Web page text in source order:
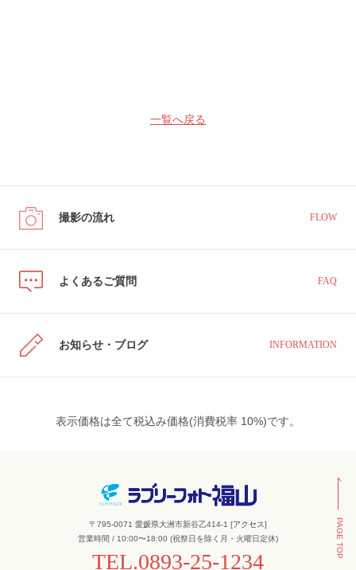
一覧へ戻る
撮影の流れ FLOW
よくあるご質問 FAQ
お知らせ・ブログ INFORMATION
表示価格は全て税込み価格(消費税率 10%)です。
〒795-0071 愛媛県大洲市新谷乙414-1 [アクセス]
営業時間 / 10:00〜18:00 (祝祭日を除く月・火曜日定休)
TEL.0893-25-1234
PAGE TOP